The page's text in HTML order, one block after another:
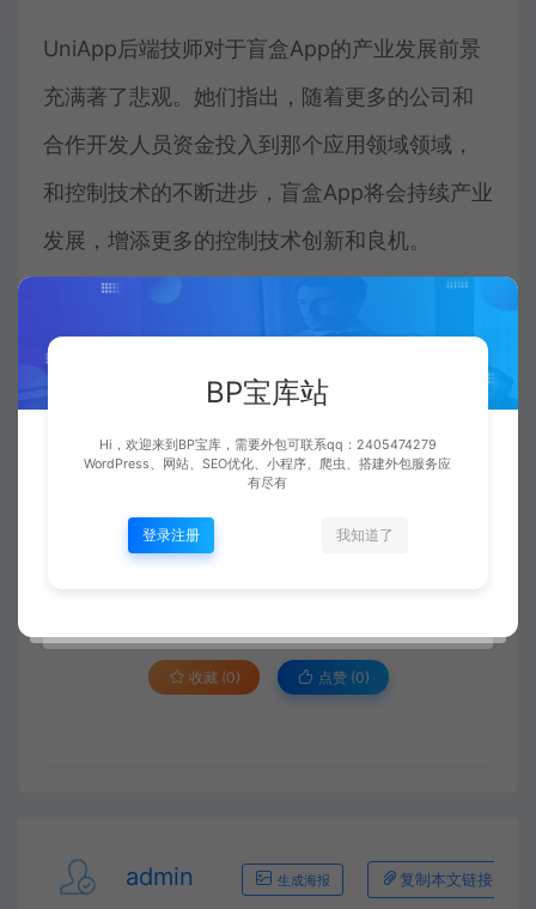
UniApp后端技师对于盲盒App的产业发展前景
充满著了悲观。她们指出，随着更多的公司和
合作开发人员资金投入到那个应用领域领域，
和控制技术的不断进步，盲盒App将会持续产业
发展，增添更多的控制技术创新和良机。
盒App是两个充满著考验和产业发展机遇的应用
未来充满著了期盼。她们坚信，如果有足够多
的控制技术创新和不懈努力，她们就能在那个
应用领域领域取得成功。
收藏 (0) 点赞 (0)
admin 生成海报 复制本文链接
BP宝库站
Hi，欢迎来到BP宝库，需要外包可联系qq：2405474279
WordPress、网站、SEO优化、小程序、爬虫、搭建外包服务应
有尽有
登录注册 我知道了